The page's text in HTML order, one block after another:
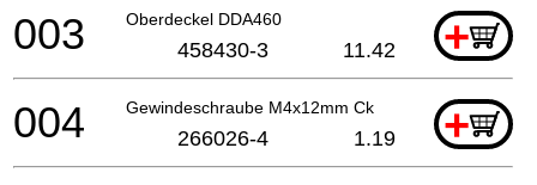
Oberdeckel DDA460 +
003 458430-3 11.42
Gewindeschraube M4x12mm Ck +
004 266026-4 1.19